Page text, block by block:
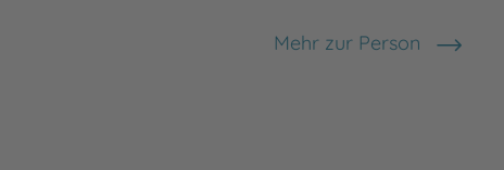
Mehr zur Person
Cathy Ionescu